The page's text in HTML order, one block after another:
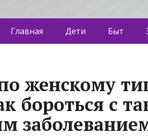
Главная Дети Быт
женскому
бороться с